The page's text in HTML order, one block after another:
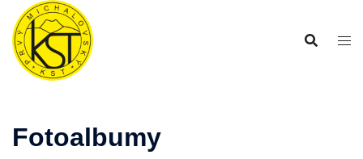
Preskočiť
obsah
Fotoalbumy